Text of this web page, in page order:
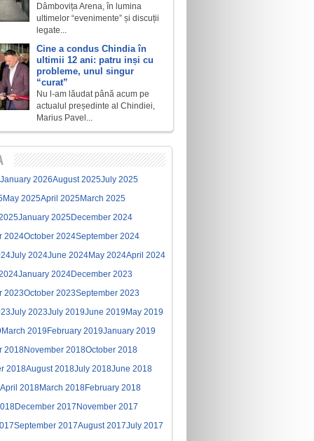
Dâmbovița Arena, în lumina
ultimelor “evenimente” și discuții
legate...
Cine a condus Chindia în
ultimii 12 ani: patru inși cu
probleme, unul singur
“curat”
Nu l-am lăudat până acum pe
actualul președinte al Chindiei,
Marius Pavel...
January 2026August 2025July 2025
May 2025April 2025March 2025
January 2025December 2024
2024October 2024September 2024
July 2024June 2024May 2024April 2024
January 2024December 2023
2023October 2023September 2023
July 2023July 2019June 2019 May 2019
March 2019 February 2019January 2019
2018November 2018October 2018
2018August 2018July 2018June 2018
April 2018March 2018February 2018
December 2017 November 2017
September 2017August 2017July 2017